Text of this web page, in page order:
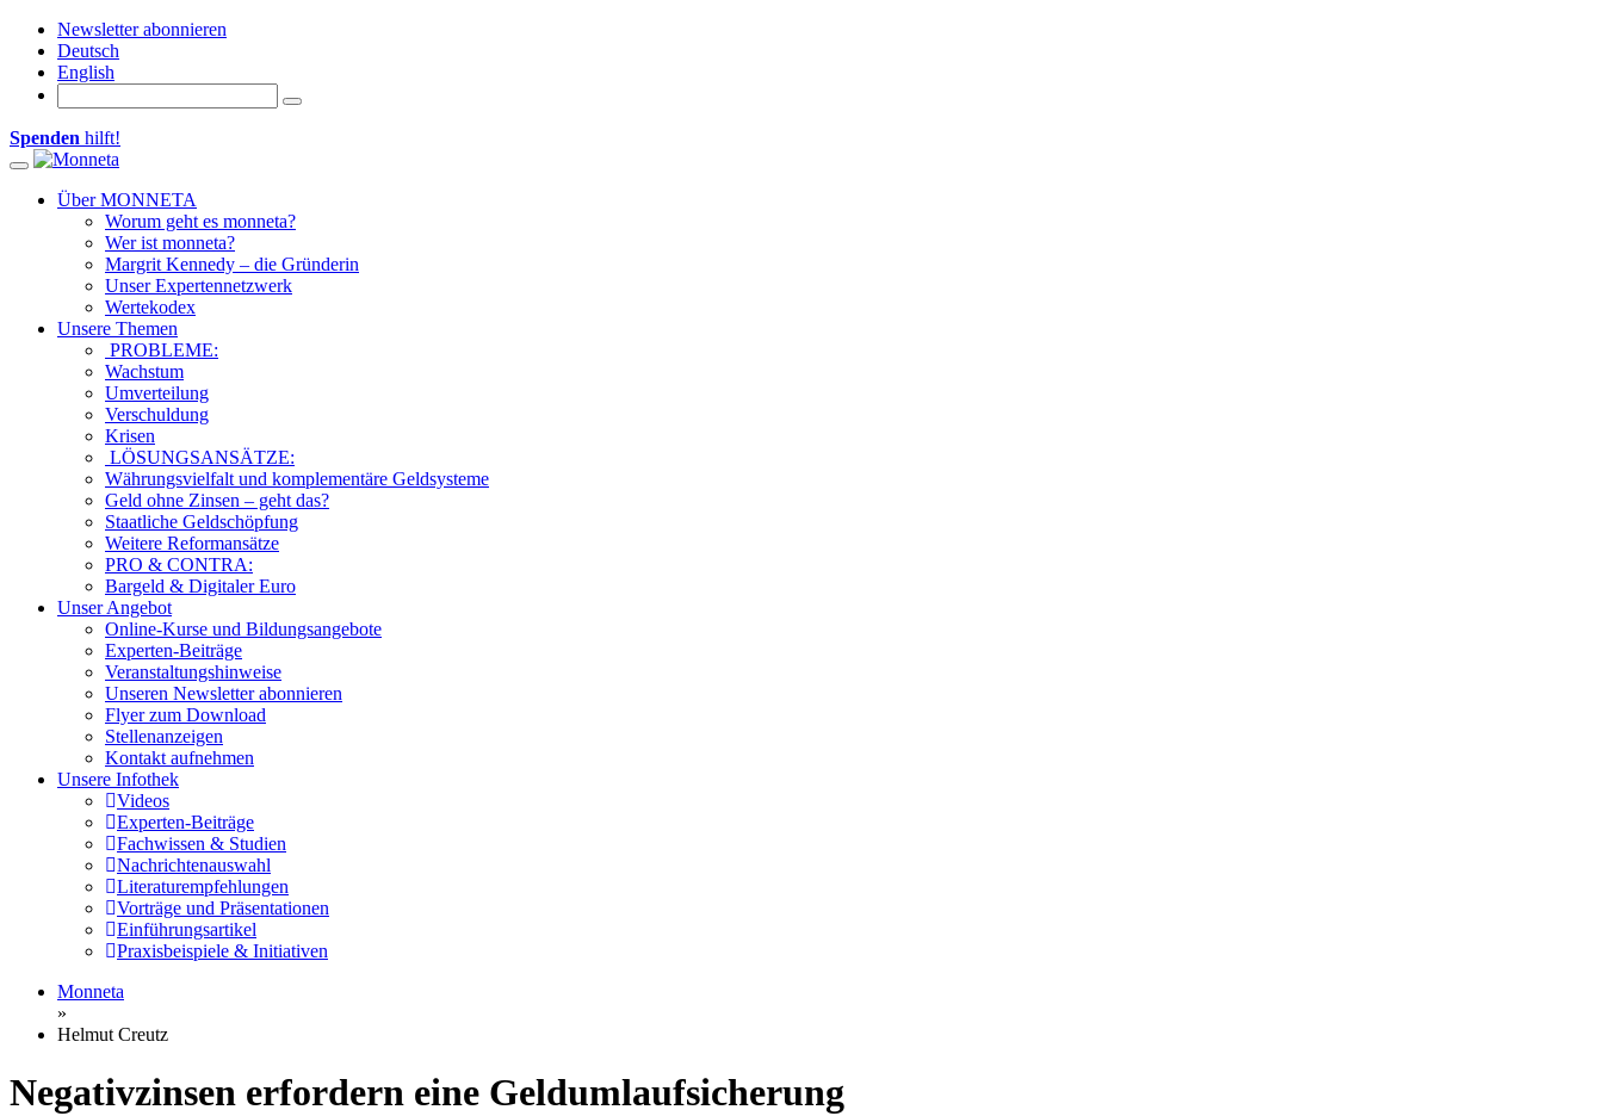
Newsletter abonnieren
Deutsch
English
Spenden hilft!
Toggle navigation
Über MONNETA
Worum geht es monneta?
Wer ist monneta?
Margrit Kennedy – die Gründerin
Unser Expertennetzwerk
Wertekodex
Unsere Themen
PROBLEME:
Wachstum
Umverteilung
Verschuldung
Krisen
LÖSUNGSANSÄTZE:
Währungsvielfalt und komplementäre Geldsysteme
Geld ohne Zinsen – geht das?
Staatliche Geldschöpfung
Weitere Reformansätze
PRO & CONTRA:
Bargeld & Digitaler Euro
Unser Angebot
Online-Kurse und Bildungsangebote
Experten-Beiträge
Veranstaltungshinweise
Unseren Newsletter abonnieren
Flyer zum Download
Stellenanzeigen
Kontakt aufnehmen
Unsere Infothek
Videos
Experten-Beiträge
Fachwissen & Studien
Nachrichtenauswahl
Literaturempfehlungen
Vorträge und Präsentationen
Einführungsartikel
Praxisbeispiele & Initiativen
Monneta
»
Helmut Creutz
Negativzinsen erfordern eine Geldumlaufsicherung